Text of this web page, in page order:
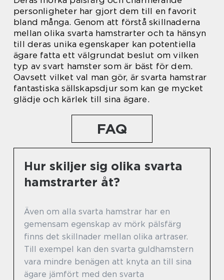
personligheter har gjort dem till en favorit
bland många. Genom att förstå skillnaderna
mellan olika svarta hamstrarter och ta hänsyn
till deras unika egenskaper kan potentiella
ägare fatta ett välgrundat beslut om vilken
typ av svart hamster som är bäst för dem.
Oavsett vilket val man gör, är svarta hamstrar
fantastiska sällskapsdjur som kan ge mycket
glädje och kärlek till sina ägare.
FAQ
Hur skiljer sig olika svarta
hamstrarter åt?
Även om alla svarta hamstrar har en
gemensam egenskap av mörk pälsfärg
finns det skillnader mellan olika artraser.
Till exempel kan den svarta guldhamstern
vara mindre benägen att knyta an till sina
ägare jämfört med den svarta